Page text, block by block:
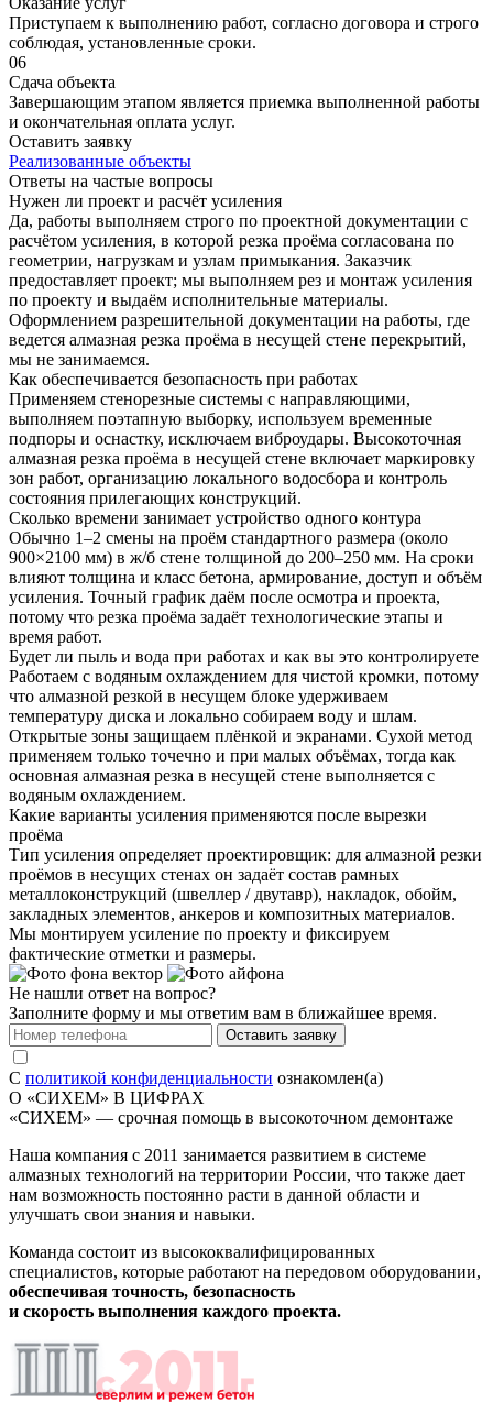
Приступаем к выполнению работ, согласно договора и строго
соблюдая, установленные сроки.
06
Сдача объекта
Завершающим этапом является приемка выполненной работы
и окончательная оплата услуг.
Оставить заявку
Реализованные объекты
Ответы на частые вопросы
Нужен ли проект и расчёт усиления
Да, работы выполняем строго по проектной документации с
расчётом усиления, в которой резка проёма согласована по
геометрии, нагрузкам и узлам примыкания. Заказчик
предоставляет проект; мы выполняем рез и монтаж усиления
по проекту и выдаём исполнительные материалы.
Оформлением разрешительной документации на работы, где
ведется алмазная резка проёма в несущей стене перекрытий,
мы не занимаемся.
Как обеспечивается безопасность при работах
Применяем стенорезные системы с направляющими,
выполняем поэтапную выборку, используем временные
подпоры и оснастку, исключаем виброудары. Высокоточная
алмазная резка проёма в несущей стене включает маркировку
зон работ, организацию локального водосбора и контроль
состояния прилегающих конструкций.
Сколько времени занимает устройство одного контура
Обычно 1–2 смены на проём стандартного размера (около
900×2100 мм) в ж/б стене толщиной до 200–250 мм. На сроки
влияют толщина и класс бетона, армирование, доступ и объём
усиления. Точный график даём после осмотра и проекта,
потому что резка проёма задаёт технологические этапы и
время работ.
Будет ли пыль и вода при работах и как вы это контролируете
Работаем с водяным охлаждением для чистой кромки, потому
что алмазной резкой в несущем блоке удерживаем
температуру диска и локально собираем воду и шлам.
Открытые зоны защищаем плёнкой и экранами. Сухой метод
применяем только точечно и при малых объёмах, тогда как
основная алмазная резка в несущей стене выполняется с
водяным охлаждением.
Какие варианты усиления применяются после вырезки
проёма
Тип усиления определяет проектировщик: для алмазной резки
проёмов в несущих стенах он задаёт состав рамных
металлоконструкций (швеллер / двутавр), накладок, обойм,
закладных элементов, анкеров и композитных материалов.
Мы монтируем усиление по проекту и фиксируем
фактические отметки и размеры.
Не нашли ответ на вопрос?
Заполните форму и мы ответим вам в ближайшее время.
Оставить заявку
С политикой конфиденциальности ознакомлен(а)
О «СИХЕМ» В ЦИФРАХ
«СИХЕМ» — срочная помощь в высокоточном демонтаже
Наша компания с 2011 занимается развитием в системе
алмазных технологий на территории России, что также дает
нам возможность постоянно расти в данной области и
улучшать свои знания и навыки.
Команда состоит из высококвалифицированных
специалистов, которые работают на передовом оборудовании,
обеспечивая точность, безопасность
и скорость выполнения каждого проекта.